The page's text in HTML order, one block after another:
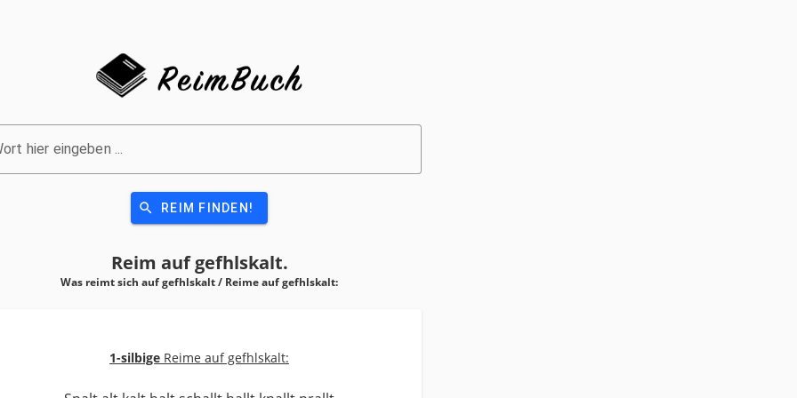
hier eingeben ...
search REIM FINDEN!
Reim aufgefhlskalt.
Was reimt sich auf gefhlskalt / Reime aufgefhlskalt:
1-silbige Reime auf gefhlskalt: